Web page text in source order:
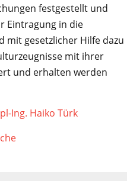
festgestellt und
Eintragung in die
mit gesetzlicher Hilfe dazu
mit ihrer
und erhalten werden
Ing. Haiko Türk